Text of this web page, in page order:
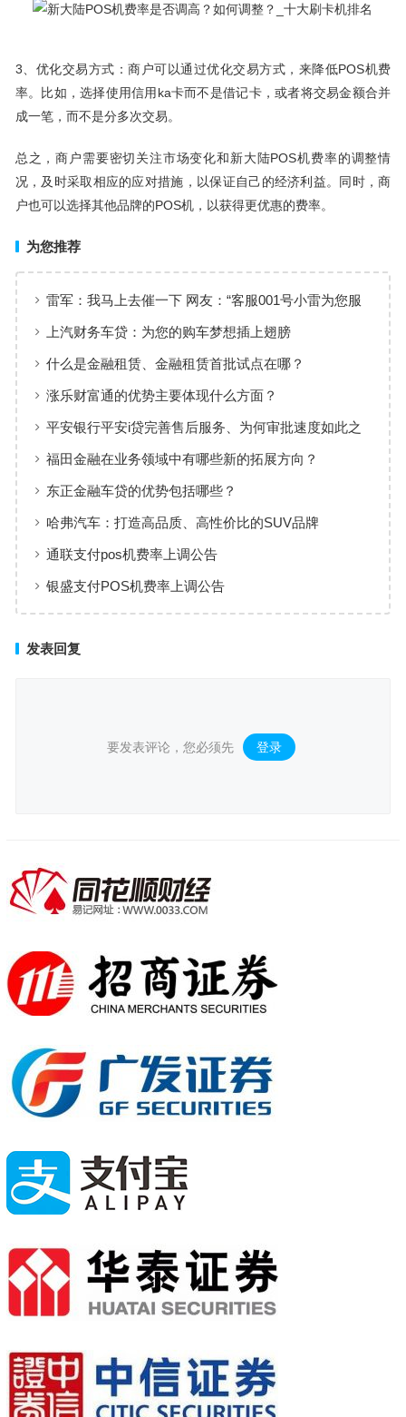
3、优化交易方式：商户可以通过优化交易方式，来降低POS机费
率。比如，选择使用信用ka卡而不是借记卡，或者将交易金额合并
成一笔，而不是分多次交易。
总之，商户需要密切关注市场变化和新大陆POS机费率的调整情
况，及时采取相应的应对措施，以保证自己的经济利益。同时，商
户也可以选择其他品牌的POS机，以获得更优惠的费率。
为您推荐
雷军：我马上去催一下 网友：“客服001号小雷为您服
务”
上汽财务车贷：为您的购车梦想插上翅膀
什么是金融租赁、金融租赁首批试点在哪？
涨乐财富通的优势主要体现什么方面？
平安银行平安i贷完善售后服务、为何审批速度如此之
快
福田金融在业务领域中有哪些新的拓展方向？
东正金融车贷的优势包括哪些？
哈弗汽车：打造高品质、高性价比的SUV品牌
通联支付pos机费率上调公告
银盛支付POS机费率上调公告
发表回复
要发表评论，您必须先 登录 。